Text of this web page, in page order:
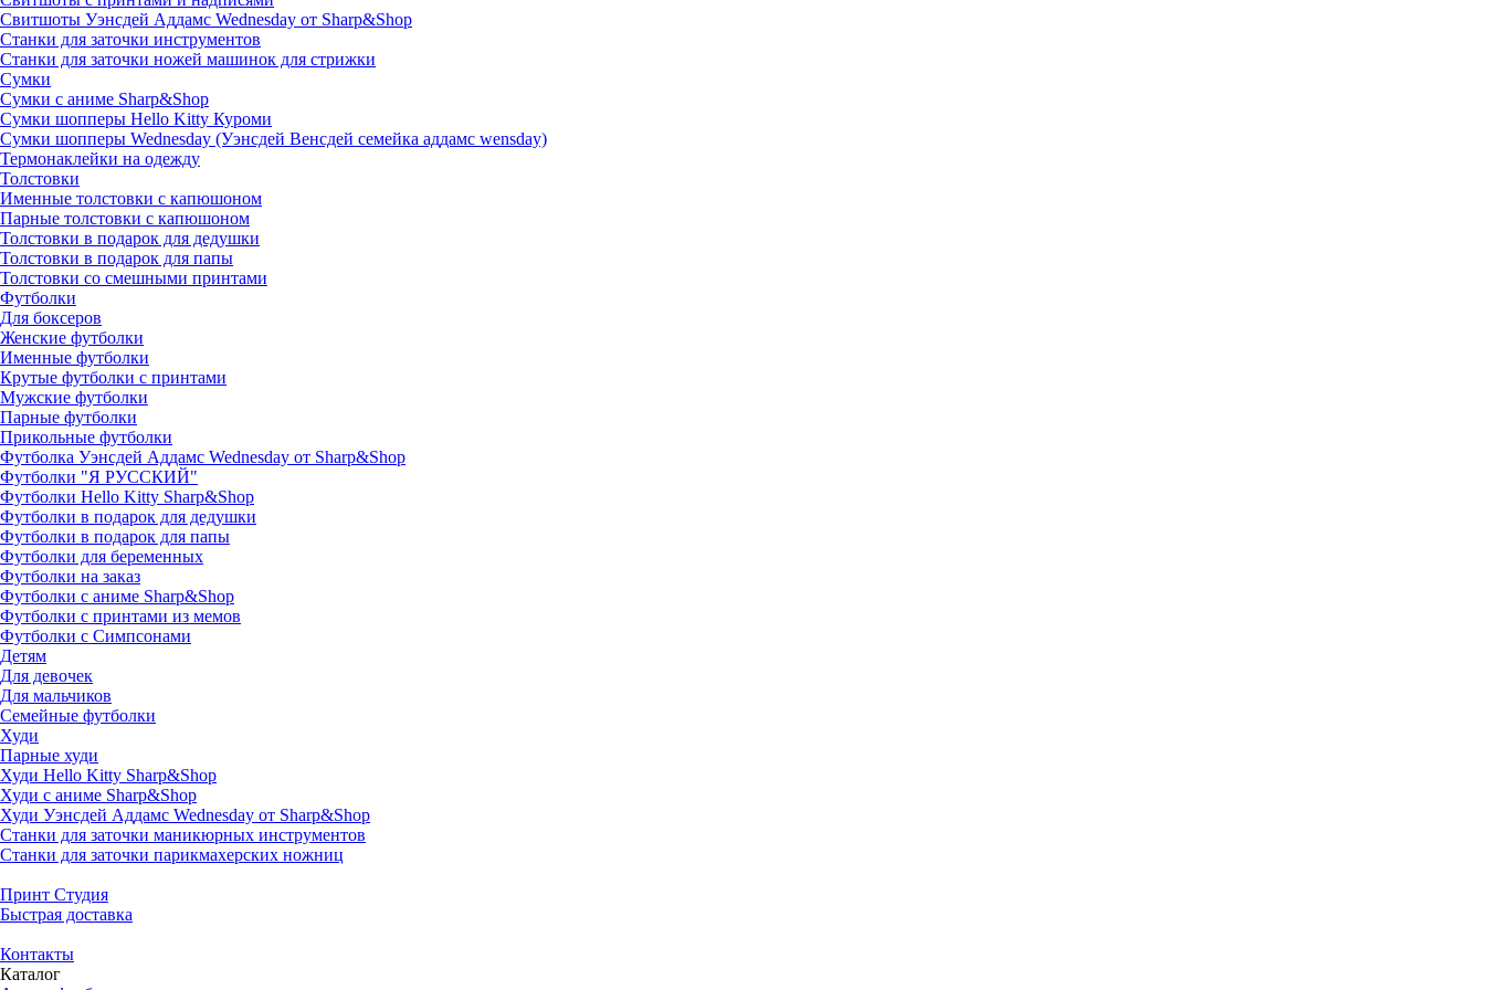
Свитшоты Уэнсдей Аддамс Wednesday от Sharp&Shop
Станки для заточки инструментов
Станки для заточки ножей машинок для стрижки
Сумки
Сумки с аниме Sharp&Shop
Сумки шопперы Hello Kitty Куроми
Сумки шопперы Wednesday (Уэнсдей Венсдей семейка аддамс wensday)
Термонаклейки на одежду
Толстовки
Именные толстовки с капюшоном
Парные толстовки с капюшоном
Толстовки в подарок для дедушки
Толстовки в подарок для папы
Толстовки со смешными принтами
Футболки
Для боксеров
Женские футболки
Именные футболки
Крутые футболки с принтами
Мужские футболки
Парные футболки
Прикольные футболки
Футболка Уэнсдей Аддамс Wednesday от Sharp&Shop
Футболки "Я РУССКИЙ"
Футболки Hello Kitty Sharp&Shop
Футболки в подарок для дедушки
Футболки в подарок для папы
Футболки для беременных
Футболки на заказ
Футболки с аниме Sharp&Shop
Футболки с принтами из мемов
Футболки с Симпсонами
Детям
Для девочек
Для мальчиков
Семейные футболки
Худи
Парные худи
Худи Hello Kitty Sharp&Shop
Худи с аниме Sharp&Shop
Худи Уэнсдей Аддамс Wednesday от Sharp&Shop
Станки для заточки маникюрных инструментов
Станки для заточки парикмахерских ножниц
Принт Студия
Быстрая доставка
Контакты
Каталог